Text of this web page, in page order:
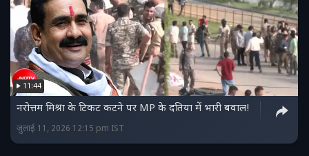
11:44
नरोत्तम मिश्रा के टिकट कटने पर MP के दतिया में भारी बवाल!
जुलाई 11, 2026 12:15 pm IST